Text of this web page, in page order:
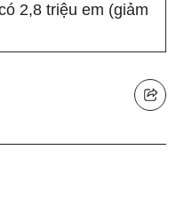
2,8 triệu em (giảm